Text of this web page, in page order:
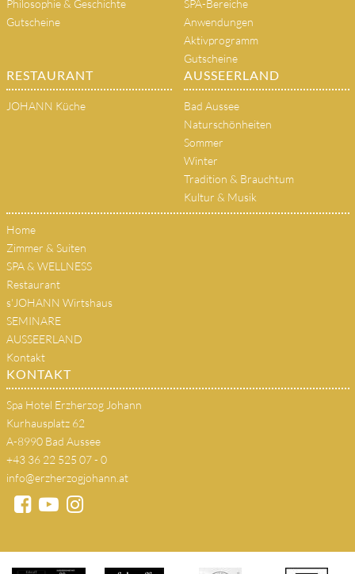
Philosophie & Geschichte
Gutscheine
SPA-Bereiche
Anwendungen
Aktivprogramm
Gutscheine
RESTAURANT
JOHANN Küche
AUSSEERLAND
Bad Aussee
Naturschönheiten
Sommer
Winter
Tradition & Brauchtum
Kultur & Musik
Home
Zimmer & Suiten
SPA & WELLNESS
Restaurant
s'JOHANN Wirtshaus
SEMINARE
AUSSEERLAND
Kontakt
KONTAKT
Spa Hotel Erzherzog Johann
Kurhausplatz 62
A-8990 Bad Aussee
+43 36 22 525 07 - 0
info@erzherzogjohann.at